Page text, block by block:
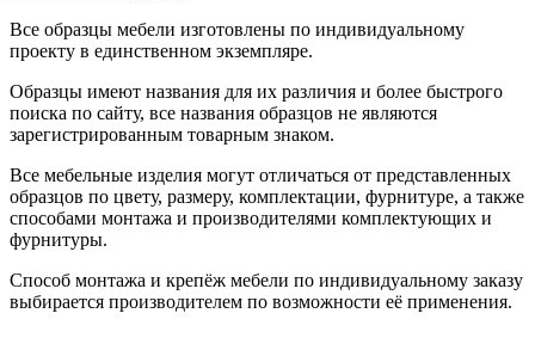
Все образцы мебели изготовлены по индивидуальному
проекту в единственном экземпляре.
Образцы имеют названия для их различия и более быстрого
поиска по сайту, все названия образцов не являются
зарегистрированным товарным знаком.
Все мебельные изделия могут отличаться от представленных
образцов по цвету, размеру, комплектации, фурнитуре, а также
способами монтажа и производителями комплектующих и
фурнитуры.
Способ монтажа и крепёж мебели по индивидуальному заказу
выбирается производителем по возможности её применения.